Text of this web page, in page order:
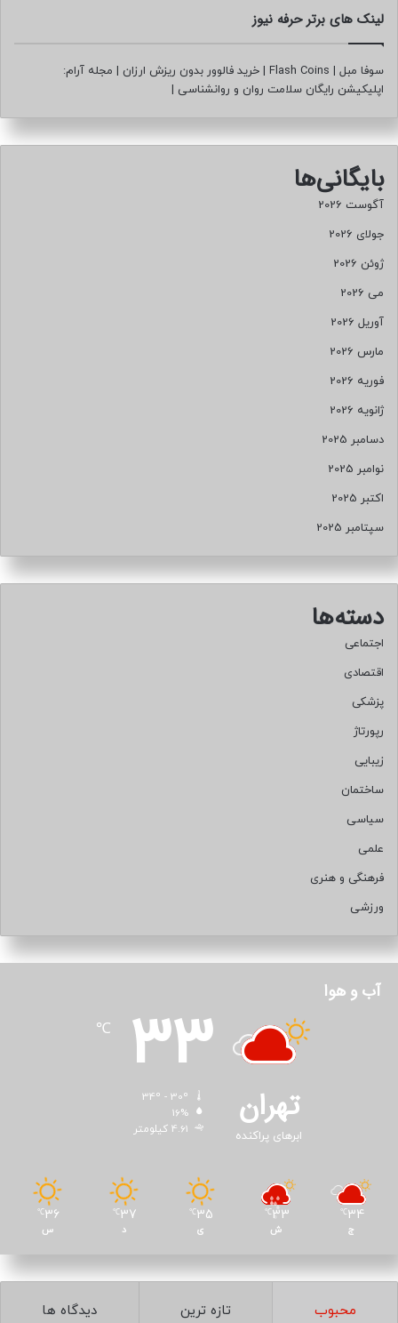
ه
ا
ش
و
ت
ا
ق
ا
ن
ا
ش
م
م
ا
ت
لینک های برتر حرفه نیوز
سوفا مبل |
Flash Coins
| خرید فالوور بدون ریزش ارزان | مجله آرام:
اپلیکیشن رایگان سلامت روان و روانشناسی |
بایگانی‌ها
آگوست 2026
جولای 2026
ژوئن 2026
می 2026
آوریل 2026
مارس 2026
فوریه 2026
ژانویه 2026
دسامبر 2025
نوامبر 2025
اکتبر 2025
سپتامبر 2025
دسته‌ها
اجتماعی
اقتصادی
پزشکی
رپورتاژ
زیبایی
ساختمان
سیاسی
علمی
فرهنگی و هنری
ورزشی
آب و هوا
تهران
ابرهای پراکنده
33
℃
16%
4.61 کیلومتر
34
℃
ج
33
℃
ش
35
℃
ی
37
℃
د
36
℃
س
محبوب تازه ترین دیدگاه ها